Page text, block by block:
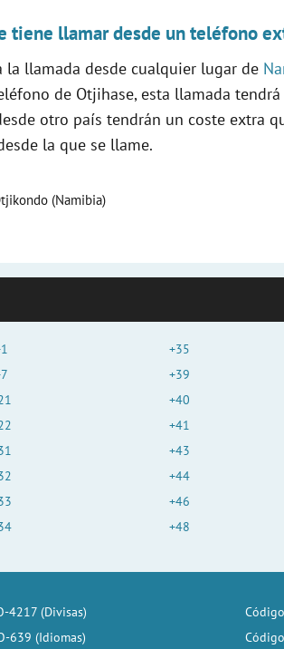
o
tiene llamar desde un teléfono
la llamada desde cualquier lugar de
de Otjihase, esta llamada
otro país tendrán un coste extra
la que se llame.
(Namibia)
+35
+39
+40
+41
+43
+44
+46
+48
4217 (Divisas)
639 (Idiomas)